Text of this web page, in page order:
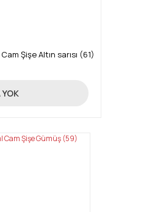
Şişe Altın sarısı (61)